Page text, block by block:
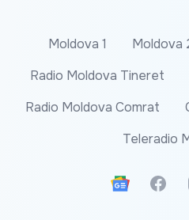
Moldova 1 Moldova
Radio Moldova Tineret
Radio Moldova Comrat
Teleradio
Google News